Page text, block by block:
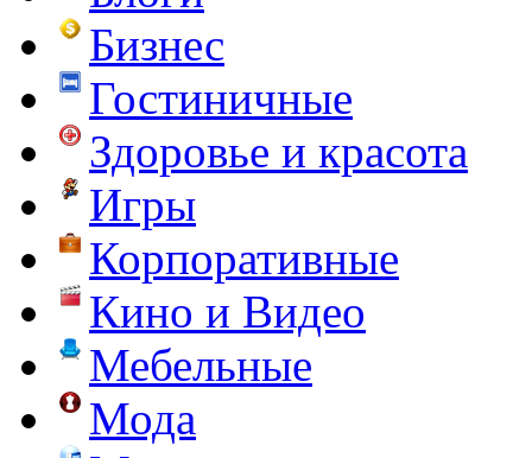
Бизнес
Гостиничные
Здоровье и красота
Игры
Корпоративные
Кино и Видео
Мебельные
Мода